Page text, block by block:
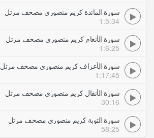
سورة المائدة كريم منصوري مصحف مرتل
1:5:34
سورة الأنعام كريم منصوري مصحف مرتل
1:6:25
سورة الأعراف كريم منصوري مصحف مرتل
1:17:45
سورة الأنفال كريم منصوري مصحف مرتل
30:16
سورة التوبة كريم منصوري مصحف مرتل
58:25